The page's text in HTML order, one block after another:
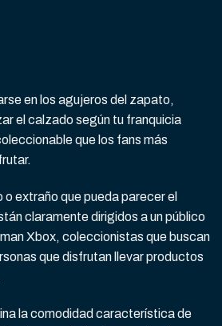
en los agujeros del zapato,
el calzado según tu franquicia
que los fans más
o extraño que pueda parecer el
claramente dirigidos a un público
Xbox, coleccionistas que buscan
que disfrutan llevar productos
la comodidad característica de